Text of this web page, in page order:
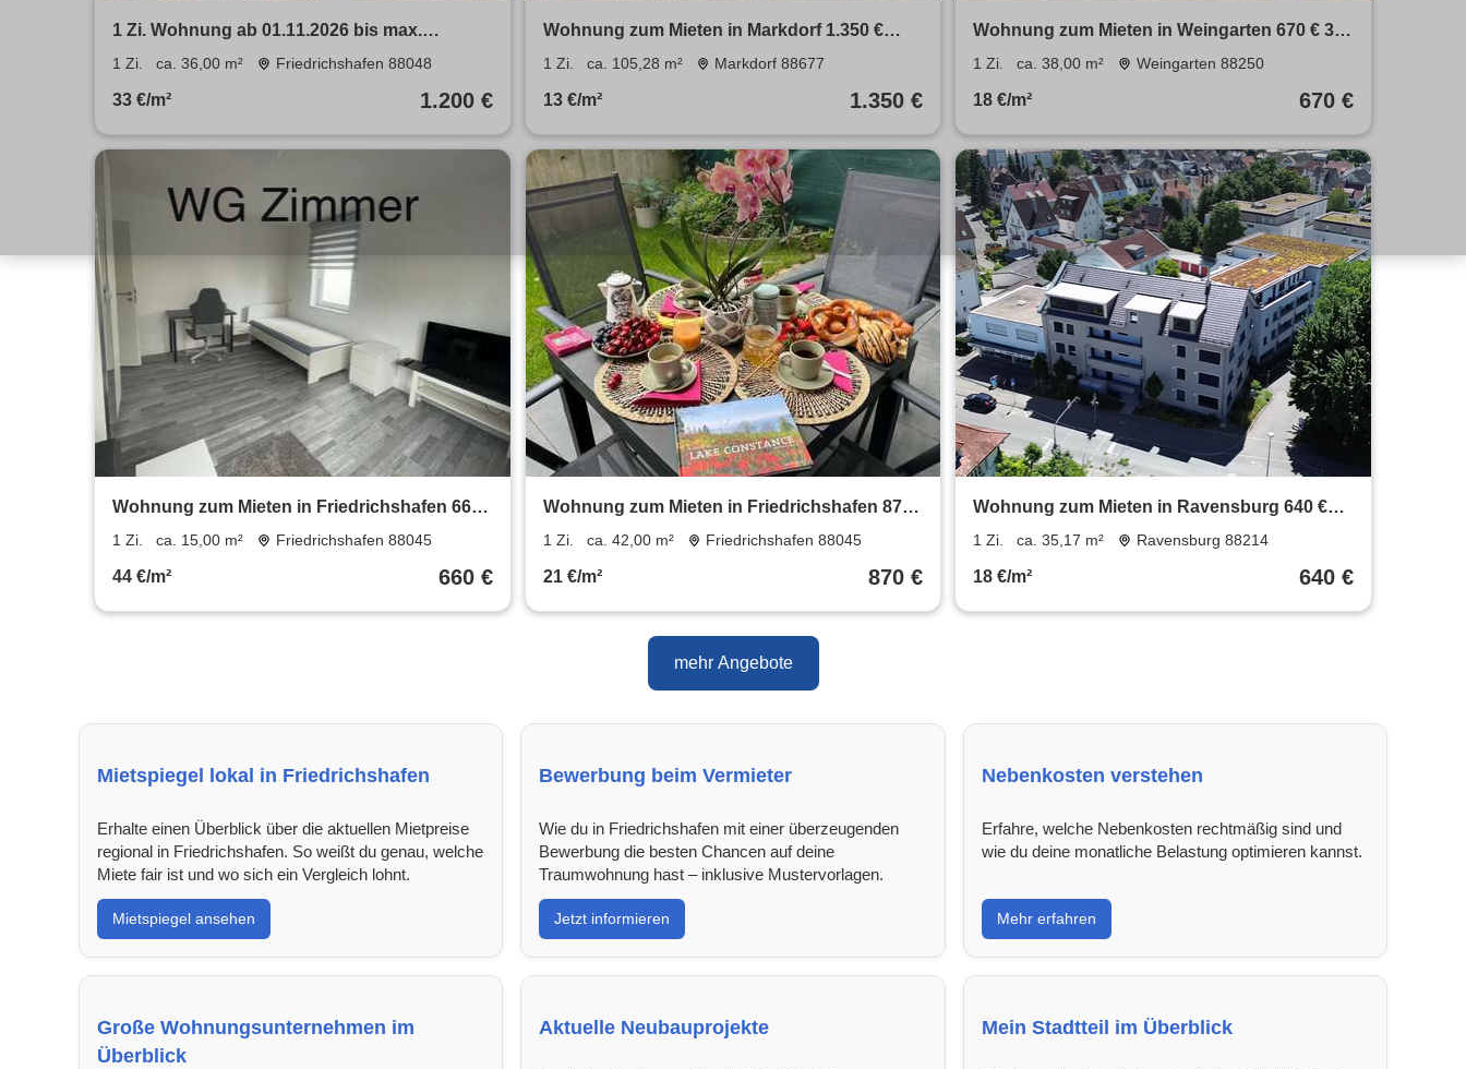
1 Zi. Wohnung ab 01.11.2026 bis max.
31.04.2027 in Immenstaad
1 Zi. ca. 36,00 m² Friedrichshafen 88048
33 €/m² 1.200 €
Wohnung zum Mieten in Markdorf 1.350 €
105.28 m²
1 Zi. ca. 105,28 m² Markdorf 88677
13 €/m² 1.350 €
Wohnung zum Mieten in Weingarten 670 € 38
m²
1 Zi. ca. 38,00 m² Weingarten 88250
18 €/m² 670 €
Wohnung zum Mieten in Friedrichshafen 660
€ 15 m²
1 Zi. ca. 15,00 m² Friedrichshafen 88045
44 €/m² 660 €
Wohnung zum Mieten in Friedrichshafen 870
€ 42 m²
1 Zi. ca. 42,00 m² Friedrichshafen 88045
21 €/m² 870 €
Wohnung zum Mieten in Ravensburg 640 €
35.17 m²
1 Zi. ca. 35,17 m² Ravensburg 88214
18 €/m² 640 €
mehr Angebote
Mietspiegel lokal in Friedrichshafen
Erhalte einen Überblick über die aktuellen Mietpreise
regional in Friedrichshafen. So weißt du genau, welche
Miete fair ist und wo sich ein Vergleich lohnt.
Mietspiegel ansehen
Bewerbung beim Vermieter
Wie du in Friedrichshafen mit einer überzeugenden
Bewerbung die besten Chancen auf deine
Traumwohnung hast – inklusive Mustervorlagen.
Jetzt informieren
Nebenkosten verstehen
Erfahre, welche Nebenkosten rechtmäßig sind und
wie du deine monatliche Belastung optimieren kannst.
Mehr erfahren
Große Wohnungsunternehmen im
Überblick
Aktuelle Neubauprojekte Mein Stadtteil im Überblick